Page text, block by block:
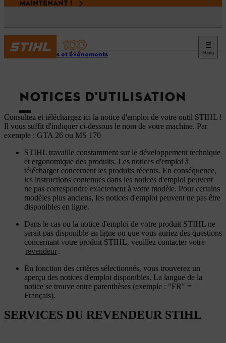
MAINTENANT !
Menu
Services et événements
NOTICES D'UTILISATION
Consultez et téléchargez ici la notice d'emploi de votre outil STIHL !
Il vous suffit d'indiquer ci-dessous le nom de votre machine. Par
exemple : GTA 26 ou MS 170
STIHL travaille constamment sur le développement technique
et ergonomique des produits. Les notices d'emploi à
télécharger concernent les produits récents. En conséquence,
les instructions contenues dans les notices d'emploi peuvent
ne pas correspondre exactement à votre modèle. Pour certains
modèles plus anciens, les notices d'emploi peuvent ne pas être
disponibles en ligne.
Dans le cas ou la notice d'emploi de votre produit STIHL ne
serait pas disponible en ligne ou que vous auriez des questions
concernant votre produit STIHL, veuillez contacter votre
revendeur.
En fonction des critères sélectionnés, vous trouverez un
aperçu des notices d'emploi disponibles. La langue de la
notice se trouve entre parenthèses (exemple : "FR" =
Français).
SERVICES DU REVENDEUR STIHL